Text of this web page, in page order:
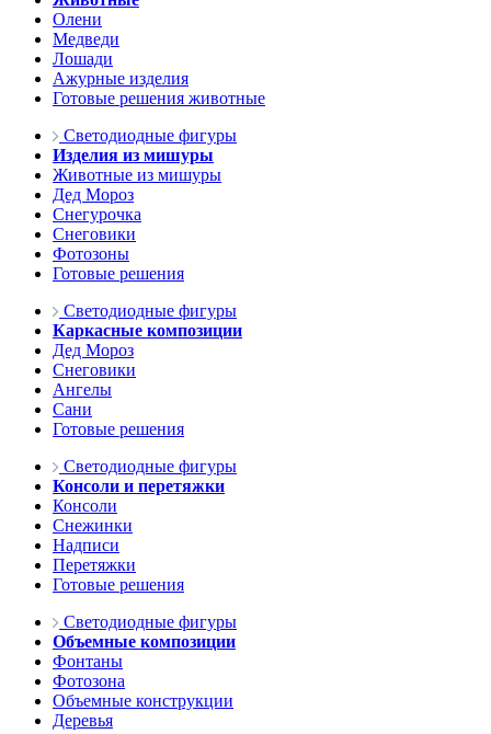
Олени
Медведи
Лошади
Ажурные изделия
Готовые решения животные
Светодиодные фигуры
Изделия из мишуры
Животные из мишуры
Дед Мороз
Снегурочка
Снеговики
Фотозоны
Готовые решения
Светодиодные фигуры
Каркасные композиции
Дед Мороз
Снеговики
Ангелы
Сани
Готовые решения
Светодиодные фигуры
Консоли и перетяжки
Консоли
Снежинки
Надписи
Перетяжки
Готовые решения
Светодиодные фигуры
Объемные композиции
Фонтаны
Фотозона
Объемные конструкции
Деревья